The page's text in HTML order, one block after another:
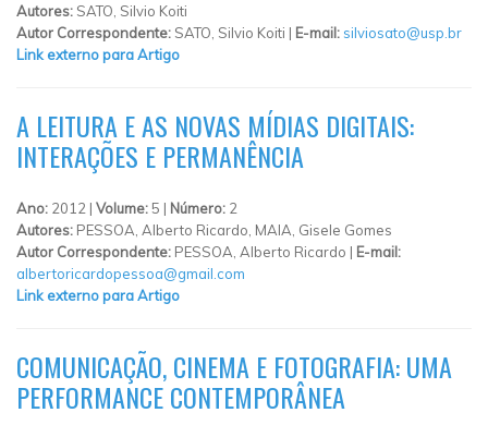
Autores: SATO, Silvio Koiti
Autor Correspondente: SATO, Silvio Koiti | E-mail: silviosato@usp.br
Link externo para Artigo
A LEITURA E AS NOVAS MÍDIAS DIGITAIS:
INTERAÇÕES E PERMANÊNCIA
Ano: 2012 | Volume:5 | Número: 2
Autores: PESSOA, Alberto Ricardo, MAIA, Gisele Gomes
Autor Correspondente: PESSOA, Alberto Ricardo | E-mail:
albertoricardopessoa@gmail.com
Link externo para Artigo
COMUNICAÇÃO, CINEMA E FOTOGRAFIA: UMA
PERFORMANCE CONTEMPORÂNEA